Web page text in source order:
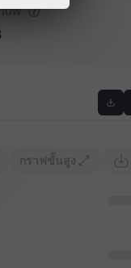
low
กราฟขั้นสูง